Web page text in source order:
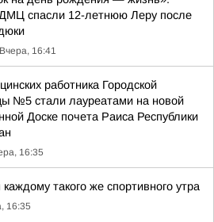
спасли 12-летнюю Леру после
Вчера, 16:41
работника Городской
№5 стали лауреатами на новой
Доске почета Раиса Республики
16:35
такого же спортивного утра
16:35